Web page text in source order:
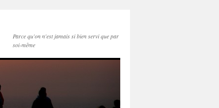
Parce qu'on n'est jamais si bien servi que par
soi-même